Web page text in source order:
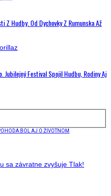
Hudby. Od Dychovky Z Rumunska Až
Jubilejný Festival Spojil Hudbu, Rodiny Aj
BOL AJ O ŽIVOTNOM